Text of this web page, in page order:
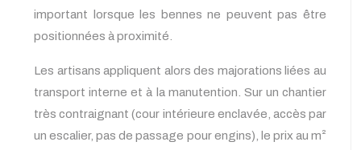
important lorsque les bennes ne peuvent pas être
positionnées à proximité.
Les artisans appliquent alors des majorations liées au
transport interne et à la manutention. Sur un chantier
très contraignant (cour intérieure enclavée, accès par
un escalier, pas de passage pour engins), le prix au m²